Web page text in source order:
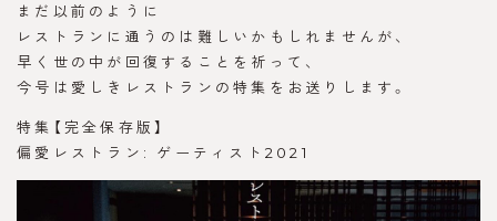
まだ以前のように
レストランに通うのは難しいかもしれませんが、
早く世の中が回復することを祈って、
今号は愛しきレストランの特集をお送りします。
特集【完全保存版】
偏愛レストラン: ゲーティスト2021